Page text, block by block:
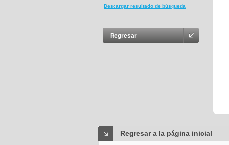
Descargar resultado de búsqueda
Regresar
Regresar a la página inicial